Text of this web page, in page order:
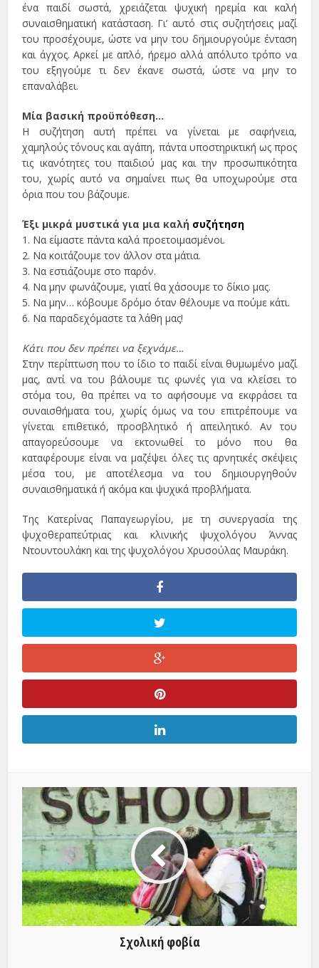
ένα παιδί σωστά, χρειάζεται ψυχική ηρεμία και καλή
συναισθηματική κατάσταση. Γι’ αυτό στις συζητήσεις μαζί
του προσέχουμε, ώστε να μην του δημιουργούμε ένταση
και άγχος. Αρκεί με απλό, ήρεμο αλλά απόλυτο τρόπο να
του εξηγούμε τι δεν έκανε σωστά, ώστε να μην το
επαναλάβει.
Μία βασική προϋπόθεση…
Η συζήτηση αυτή πρέπει να γίνεται με σαφήνεια,
χαμηλούς τόνους και αγάπη, πάντα υποστηρικτική ως προς
τις ικανότητες του παιδιού μας και την προσωπικότητα
του, χωρίς αυτό να σημαίνει πως θα υποχωρούμε στα
όρια που του βάζουμε.
Έξι μικρά μυστικά για μια καλή συζήτηση
1. Να είμαστε πάντα καλά προετοιμασμένοι.
2. Να κοιτάζουμε τον άλλον στα μάτια.
3. Να εστιάζουμε στο παρόν.
4. Να μην φωνάζουμε, γιατί θα χάσουμε το δίκιο μας.
5. Να μην… κόβουμε δρόμο όταν θέλουμε να πούμε κάτι.
6. Να παραδεχόμαστε τα λάθη μας!
Κάτι που δεν πρέπει να ξεχνάμε…
Στην περίπτωση που το ίδιο το παιδί είναι θυμωμένο μαζί
μας, αντί να του βάλουμε τις φωνές για να κλείσει το
στόμα του, θα πρέπει να το αφήσουμε να εκφράσει τα
συναισθήματα του, χωρίς όμως να του επιτρέπουμε να
γίνεται επιθετικό, προσβλητικό ή απειλητικό. Αν του
απαγορεύσουμε να εκτονωθεί το μόνο που θα
καταφέρουμε είναι να μαζέψει όλες τις αρνητικές σκέψεις
μέσα του, με αποτέλεσμα να του δημιουργηθούν
συναισθηματικά ή ακόμα και ψυχικά προβλήματα.
Της Κατερίνας Παπαγεωργίου, με τη συνεργασία της
ψυχοθεραπεύτριας και κλινικής ψυχολόγου Άννας
Ντουντουλάκη και της ψυχολόγου Χρυσούλας Μαυράκη.
Σχολική φοβία